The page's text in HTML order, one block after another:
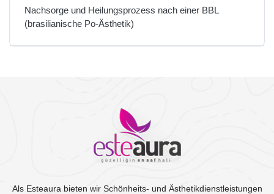
Nachsorge und Heilungsprozess nach einer BBL
(brasilianische Po-Ästhetik)
Als Esteaura bieten wir Schönheits- und Ästhetikdienstleistungen